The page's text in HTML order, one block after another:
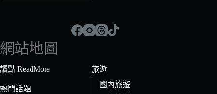
符
合
條
的
網站地圖
讀點 ReadMore
熱門話題
旅遊
國內旅遊